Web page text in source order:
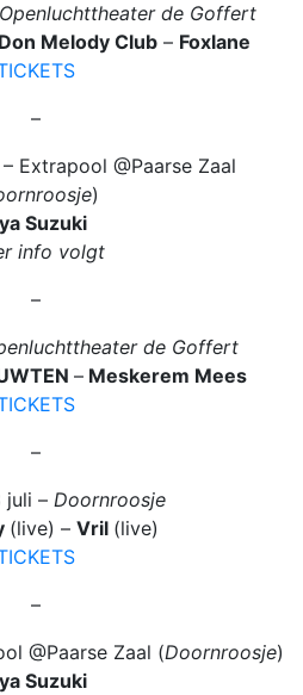
Openluchttheater de Goffert
Don Melody Club – Foxlane
–
Extrapool @Paarse Zaal
)
Suzuki
info volgt
–
de Goffert
– Meskerem Mees
–
juli – Doornroosje
(live) – Vril (live)
–
@Paarse Zaal (Doornroosje)
Suzuki